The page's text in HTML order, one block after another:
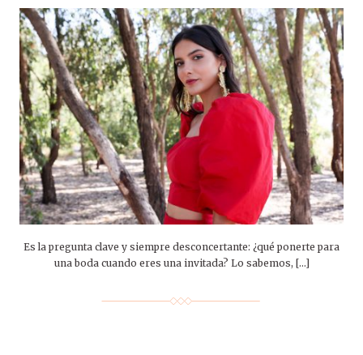
Es la pregunta clave y siempre desconcertante: ¿qué ponerte para
una boda cuando eres una invitada? Lo sabemos, […]